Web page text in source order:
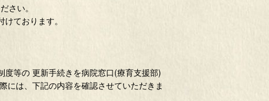
さい。
ております。
等の 更新手続きを病院窓口(療育支援部)
には、下記の内容を確認させていただきま